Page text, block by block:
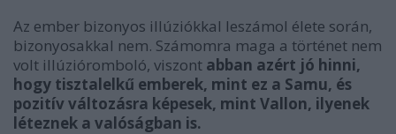
Az ember bizonyos illúziókkal leszámol élete során,
bizonyosakkal nem. Számomra maga a történet nem
volt illúzióromboló, viszont abban azért jó hinni,
hogy tisztalelkű emberek, mint ez a Samu, és
pozitív változásra képesek, mint Vallon, ilyenek
léteznek a valóságban is.